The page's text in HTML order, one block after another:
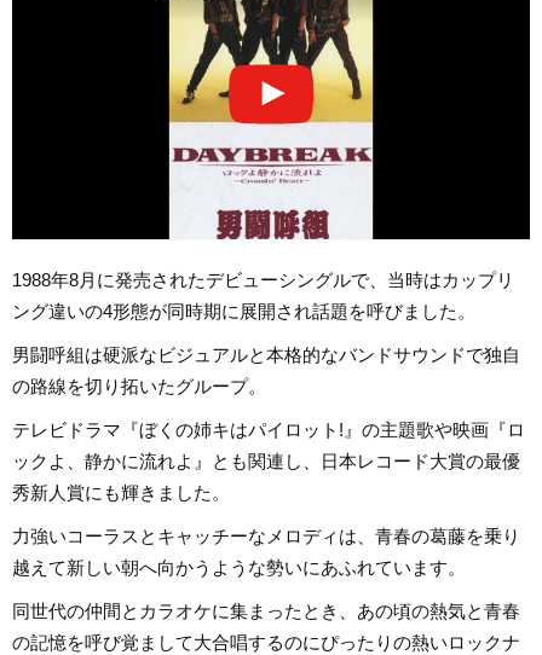
1988年8月に発売されたデビューシングルで、当時はカップリ
ング違いの4形態が同時期に展開され話題を呼びました。
男闘呼組は硬派なビジュアルと本格的なバンドサウンドで独自
の路線を切り拓いたグループ。
テレビドラマ『ぼくの姉キはパイロット!』の主題歌や映画『ロ
ックよ、静かに流れよ』とも関連し、日本レコード大賞の最優
秀新人賞にも輝きました。
力強いコーラスとキャッチーなメロディは、青春の葛藤を乗り
越えて新しい朝へ向かうような勢いにあふれています。
同世代の仲間とカラオケに集まったとき、あの頃の熱気と青春
の記憶を呼び覚まして大合唱するのにぴったりの熱いロックナ